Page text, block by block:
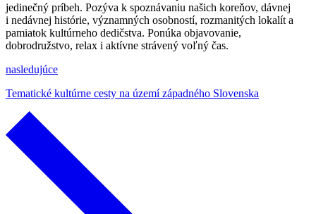
jedinečný príbeh. Pozýva k spoznávaniu našich koreňov, dávnej
i nedávnej histórie, významných osobností, rozmanitých lokalít a
pamiatok kultúrneho dedičstva. Ponúka objavovanie,
dobrodružstvo, relax i aktívne strávený voľný čas.
nasledujúce
Tematické kultúrne cesty na území západného Slovenska